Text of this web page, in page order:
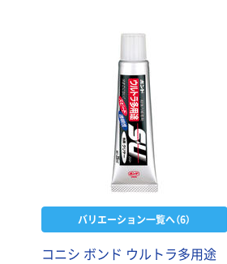
バリエーション一覧へ（6）
コニシ ボンド ウルトラ多用途